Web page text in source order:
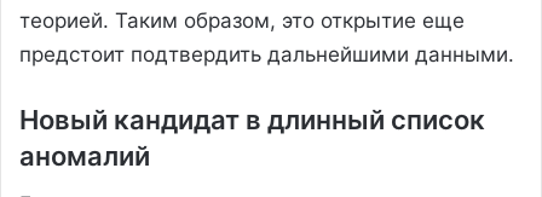
теорией. Таким образом, это открытие еще
предстоит подтвердить дальнейшими данными.
Новый кандидат в длинный список
аномалий